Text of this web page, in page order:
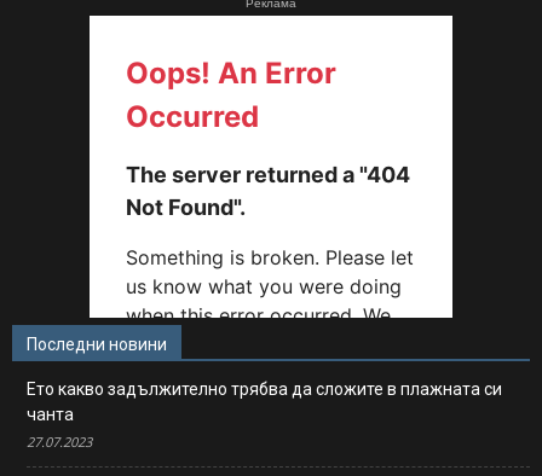
Реклама
Последни новини
Ето какво задължително трябва да сложите в плажната си
чанта
27.07.2023